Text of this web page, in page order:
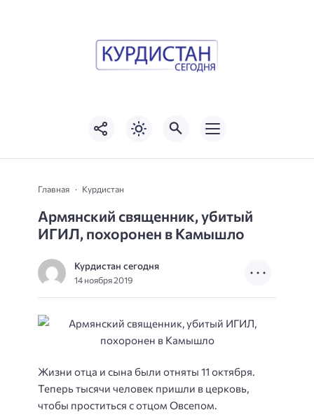
Главная Курдистан
Армянский священник, убитый
ИГИЛ, похоронен в Камышло
Курдистан сегодня
14 ноября 2019
Жизни отца и сына были отняты 11 октября.
Теперь тысячи человек пришли в церковь,
чтобы проститься с отцом Овсепом.